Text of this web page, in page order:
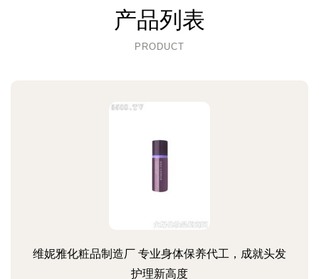
产品列表
PRODUCT
维妮雅化粧品制造厂 专业身体保养代工，成就头发
护理新高度